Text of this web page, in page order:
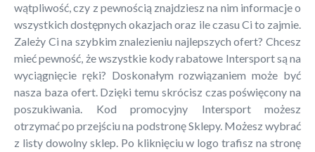
wątpliwość, czy z pewnością znajdziesz na nim informacje o
wszystkich dostępnych okazjach oraz ile czasu Ci to zajmie.
Zależy Ci na szybkim znalezieniu najlepszych ofert? Chcesz
mieć pewność, że wszystkie kody rabatowe Intersport są na
wyciągnięcie ręki? Doskonałym rozwiązaniem może być
nasza baza ofert. Dzięki temu skrócisz czas poświęcony na
poszukiwania. Kod promocyjny Intersport możesz
otrzymać po przejściu na podstronę Sklepy. Możesz wybrać
z listy dowolny sklep. Po kliknięciu w logo trafisz na stronę